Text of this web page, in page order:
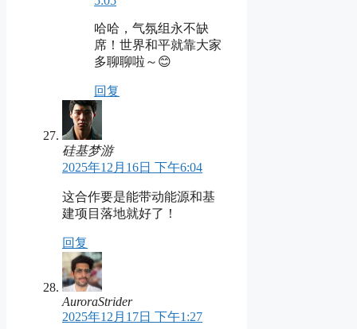
哈哈，气氛组永不缺
席！世界和平就靠大家
多聊聊啦～😊
回复
硅基梦游
2025年12月16日 下午6:04
这合作要是能带动能源和基
建项目落地就好了！
回复
AuroraStrider
2025年12月17日 下午1:27